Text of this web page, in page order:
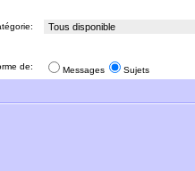
de: Messages Sujets